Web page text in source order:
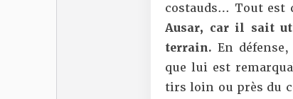
costauds… Tout est
Ausar, car il sait
terrain. En
que lui est
tirs loin ou près du